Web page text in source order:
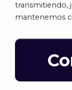
transmitiendo,
mantenemos